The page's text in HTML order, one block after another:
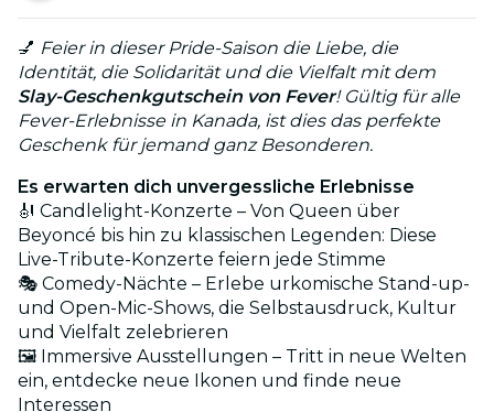
💅 Feier in dieser Pride-Saison die Liebe, die
Identität, die Solidarität und die Vielfalt mit dem
Slay-Geschenkgutschein von Fever! Gültig für alle
Fever-Erlebnisse in Kanada, ist dies das perfekte
Geschenk für jemand ganz Besonderen.
Es erwarten dich unvergessliche Erlebnisse
🎻 Candlelight-Konzerte – Von Queen über
Beyoncé bis hin zu klassischen Legenden: Diese
Live-Tribute-Konzerte feiern jede Stimme
🎭 Comedy-Nächte – Erlebe urkomische Stand-up-
und Open-Mic-Shows, die Selbstausdruck, Kultur
und Vielfalt zelebrieren
🖼️ Immersive Ausstellungen – Tritt in neue Welten
ein, entdecke neue Ikonen und finde neue
Interessen